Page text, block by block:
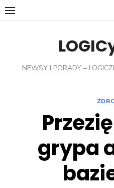
Skip
NEWSY I PORADY –
grypa